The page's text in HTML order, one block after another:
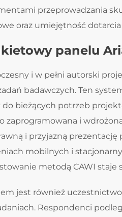
przeprowadzania
oraz umiejętność
panelu
i w pełni autorski
badawczych. Ten
bieżących potrzeb
zaprogramowana i
i przyjazną
mobilnych i
metodą CAWI
jest również
Respondenci